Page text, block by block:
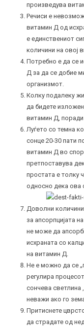
произведува
Речиси е
витамин Д од
е единствениот
количини на овој
Потребно е да се
Д за да се добие
организмот.
Колку подалеку
да бидете
витамин Д, поради
Луѓето со темна
сонце 20-30 пати
витамин Д во
претпоставува
простата е толку
односно дека ова
Доволни
за апсорпцијата
не може да
исхраната со
на витамин Д.
Не е можно да се
регулира
сончева светлина
неважи ако го
Притиснете
да страдате од